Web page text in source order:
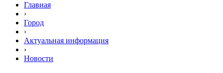
Главная
›
Город
›
Актуальная информация
›
Новости